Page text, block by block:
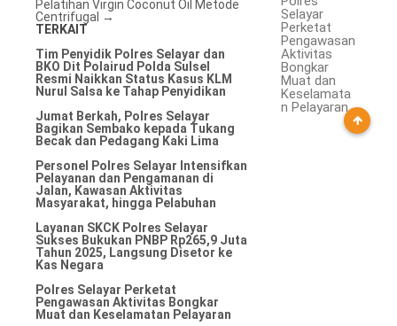
Pelatihan Virgin Coconut Oil Metode
Centrifugal →
TERKAIT
Tim Penyidik Polres Selayar dan
BKO Dit Polairud Polda Sulsel
Resmi Naikkan Status Kasus KLM
Nurul Salsa ke Tahap Penyidikan
Jumat Berkah, Polres Selayar
Bagikan Sembako kepada Tukang
Becak dan Pedagang Kaki Lima
Personel Polres Selayar Intensifkan
Pelayanan dan Pengamanan di
Jalan, Kawasan Aktivitas
Masyarakat, hingga Pelabuhan
Layanan SKCK Polres Selayar
Sukses Bukukan PNBP Rp265,9 Juta
Tahun 2025, Langsung Disetor ke
Kas Negara
Polres Selayar Perketat
Pengawasan Aktivitas Bongkar
Muat dan Keselamatan Pelayaran
Selayar
Perketat
Pengawasan
Aktivitas
Bongkar
Muat dan
Keselamata
n Pelayaran